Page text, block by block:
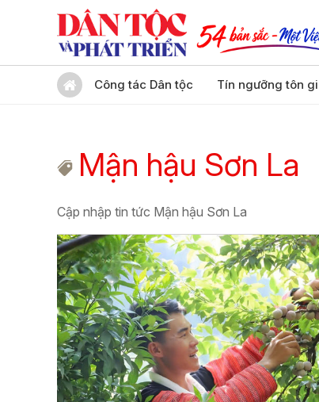
Công tác Dân tộc Tín ngưỡng tôn
Mận hậu Sơn La
Cập nhập tin tức Mận hậu Sơn La